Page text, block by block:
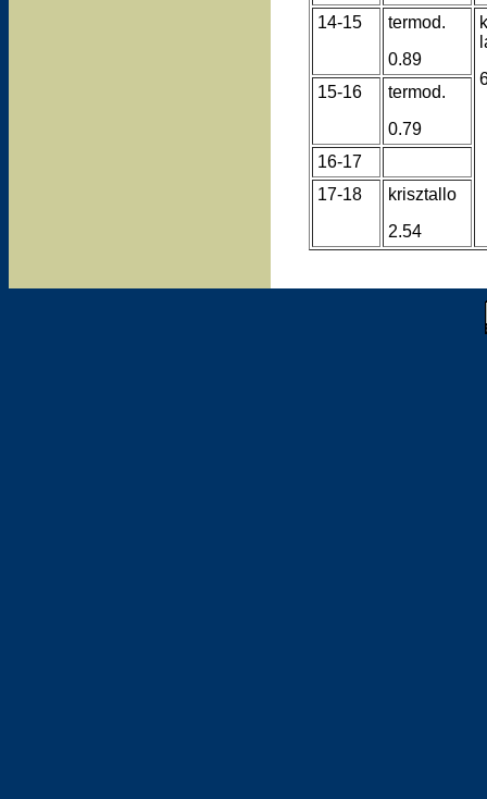
14-15
termod.
0.89
15-16
termod.
0.79
16-17
17-18
krisztallo
2.54